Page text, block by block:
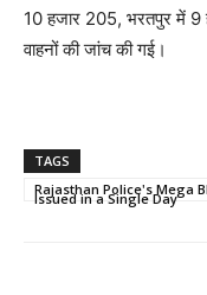
10 हजार 205, भरतपुर में
वाहनों की जांच की गई।
TAGS
Rajasthan Police's Mega
Issued in a Single Day